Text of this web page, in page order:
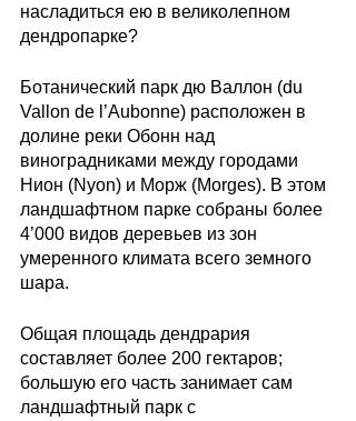
насладиться ею в великолепном
дендропарке?
Ботанический парк дю Валлон (du
Vallon de l’Aubonne) расположен в
долине реки Обонн над
виноградниками между городами
Нион (Nyon) и Морж (Morges). В этом
ландшафтном парке собраны более
4’000 видов деревьев из зон
умеренного климата всего земного
шара.
Общая площадь дендрария
составляет более 200 гектаров;
большую его часть занимает сам
ландшафтный парк с